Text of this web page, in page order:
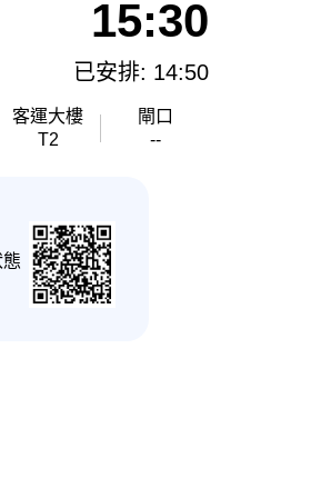
15:30
已安排: 14:50
客運大樓
T2
閘口
--